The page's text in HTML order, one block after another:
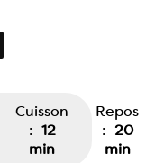
Cuisson
: 12
min
Repos
: 20
min